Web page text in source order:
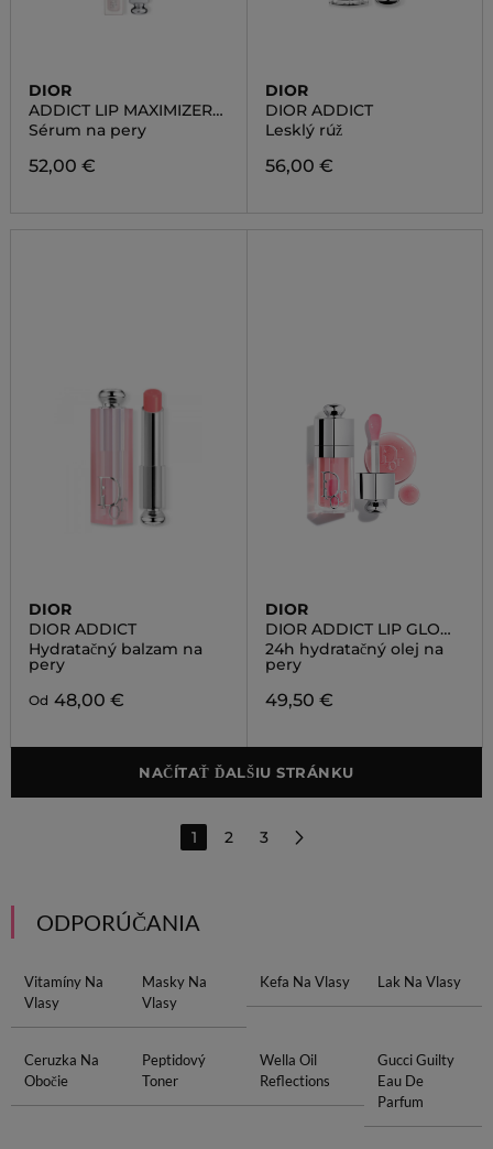
DIOR
ADDICT LIP MAXIMIZER
SERUM
Sérum na pery
52,00 €
DIOR
DIOR ADDICT
Lesklý rúž
56,00 €
DIOR
DIOR ADDICT
Hydratačný balzam na
pery
Od 48,00 €
DIOR
DIOR ADDICT LIP GLOW
OIL
24h hydratačný olej na
pery
49,50 €
NAČÍTAŤ ĎALŠIU STRÁNKU
1 2 3
ODPORÚČANIA
Vitamíny Na
Vlasy
Masky Na
Vlasy
Kefa Na Vlasy Lak Na Vlasy
Ceruzka Na
Obočie
Peptidový
Toner
Wella Oil
Reflections
Gucci Guilty
Eau De
Parfum